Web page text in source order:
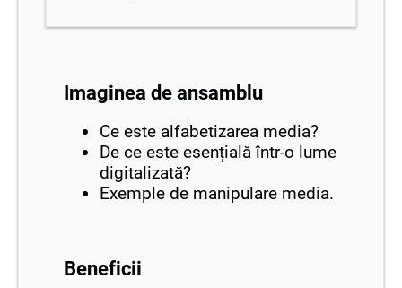
Imaginea de ansamblu
Ce este alfabetizarea media?
De ce este esențială într-o lume
digitalizată?
Exemple de manipulare media.
Beneficii